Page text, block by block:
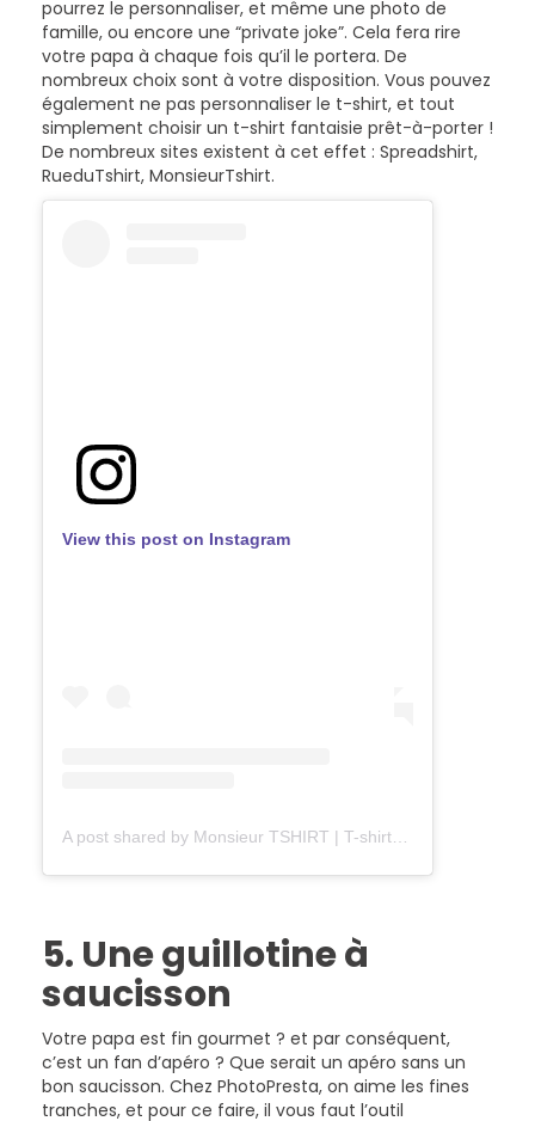
pourrez le personnaliser, et même une photo de
famille, ou encore une “private joke”. Cela fera rire
votre papa à chaque fois qu’il le portera. De
nombreux choix sont à votre disposition. Vous pouvez
également ne pas personnaliser le t-shirt, et tout
simplement choisir un t-shirt fantaisie prêt-à-porter !
De nombreux sites existent à cet effet : Spreadshirt,
RueduTshirt, MonsieurTshirt.
View this post on Instagram
5. Une guillotine à
saucisson
Votre papa est fin gourmet ? et par conséquent,
c’est un fan d’apéro ? Que serait un apéro sans un
bon saucisson. Chez PhotoPresta, on aime les fines
tranches, et pour ce faire, il vous faut l’outil